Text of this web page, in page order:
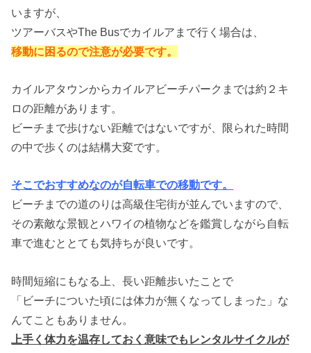
いますが、
ツアーバスやThe Busでカイルアまで行く場合は、
移動に困るので注意が必要です。
カイルアタウンからカイルアビーチパークまでは約２キ
ロの距離があります。
ビーチまで歩けない距離ではないですが、限られた時間
の中で歩くのは結構大変です。
そこでおすすめなのが自転車での移動です。
ビーチまでの道のりは高級住宅街が並んでいますので、
その素敵な景観とハワイの植物などを鑑賞しながら自転
車で進むととても気持ちが良いです。
時間短縮にもなる上、長い距離歩いたことで
「ビーチについた頃には体力が無くなってしまった」な
んてこともありません。
上手く体力を温存しておく意味でもレンタルサイクルが